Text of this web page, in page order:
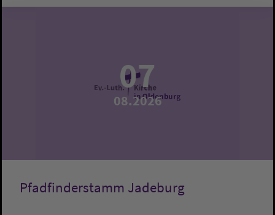
07
08.2026
Pfadfinderstamm Jadeburg